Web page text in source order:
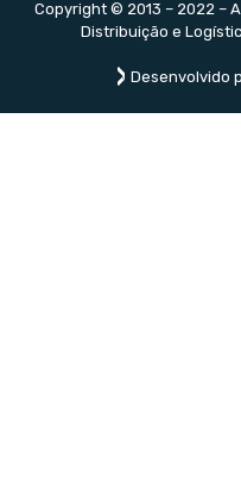
Copyright © 2013 – 2022 –
Distribuição e
Desenvolvido